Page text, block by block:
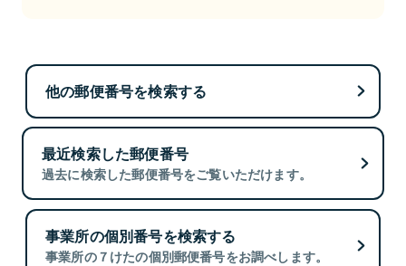
他の郵便番号を検索する
最近検索した郵便番号
過去に検索した郵便番号をご覧いただけます。
事業所の個別番号を検索する
事業所の７けたの個別郵便番号をお調べします。